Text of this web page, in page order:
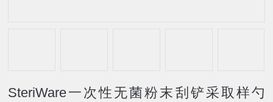
SteriWare一次性无菌粉末刮铲采取样勺